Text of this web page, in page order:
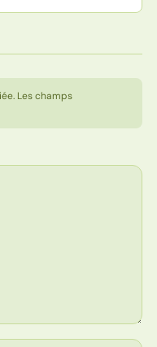
Les champs